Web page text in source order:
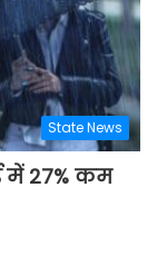
State News
में 27% कम